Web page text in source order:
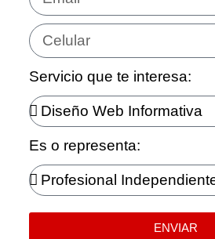
Servicio que te interesa:
Es o representa:
ENVIAR